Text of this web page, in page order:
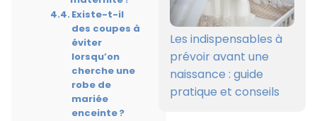
Existe-t-il
des coupes à
éviter
lorsqu’on
cherche une
robe de
mariée
enceinte ?
Les indispensables à
prévoir avant une
naissance : guide
pratique et conseils